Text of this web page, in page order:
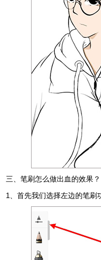
三、笔刷怎么做出血的效果？
1、首先我们选择左边的笔刷